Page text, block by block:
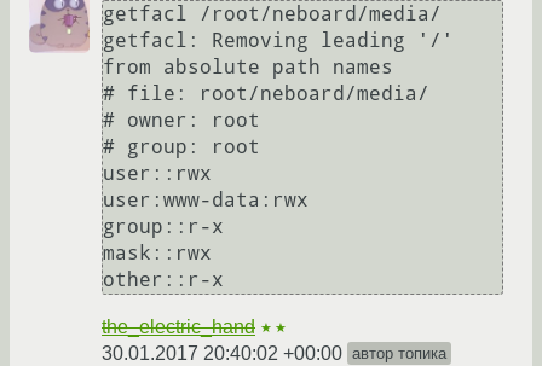
getfacl /root/neboard/media/
getfacl: Removing leading '/'
from absolute path names
# file: root/neboard/media/
# owner: root
# group: root
user::rwx
user:www-data:rwx
group::r-x
mask::rwx
the_electric_hand ★★
30.01.2017 20:40:02 +00:00 автор топика